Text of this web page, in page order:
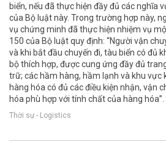
biển, nếu đã thực hiện đầy đủ các nghĩa
của Bộ luật này. Trong trường hợp này,
vụ chứng minh đã thực hiện nhiệm vụ
150 của Bộ luật quy định: “Người vận
và khi bắt đầu chuyến đi, tàu biển có đủ
bộ thích hợp, được cung ứng đầy đủ
trữ; các hầm hàng, hầm lạnh và khu vực
hàng hóa có đủ các điều kiện nhận, vận
hóa phù hợp với tính chất của hàng hóa”.
Thời sự - Logistics